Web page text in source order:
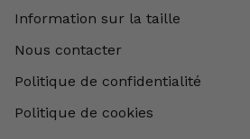
Information sur la taille
Nous contacter
Politique de confidentialité
Politique de cookies